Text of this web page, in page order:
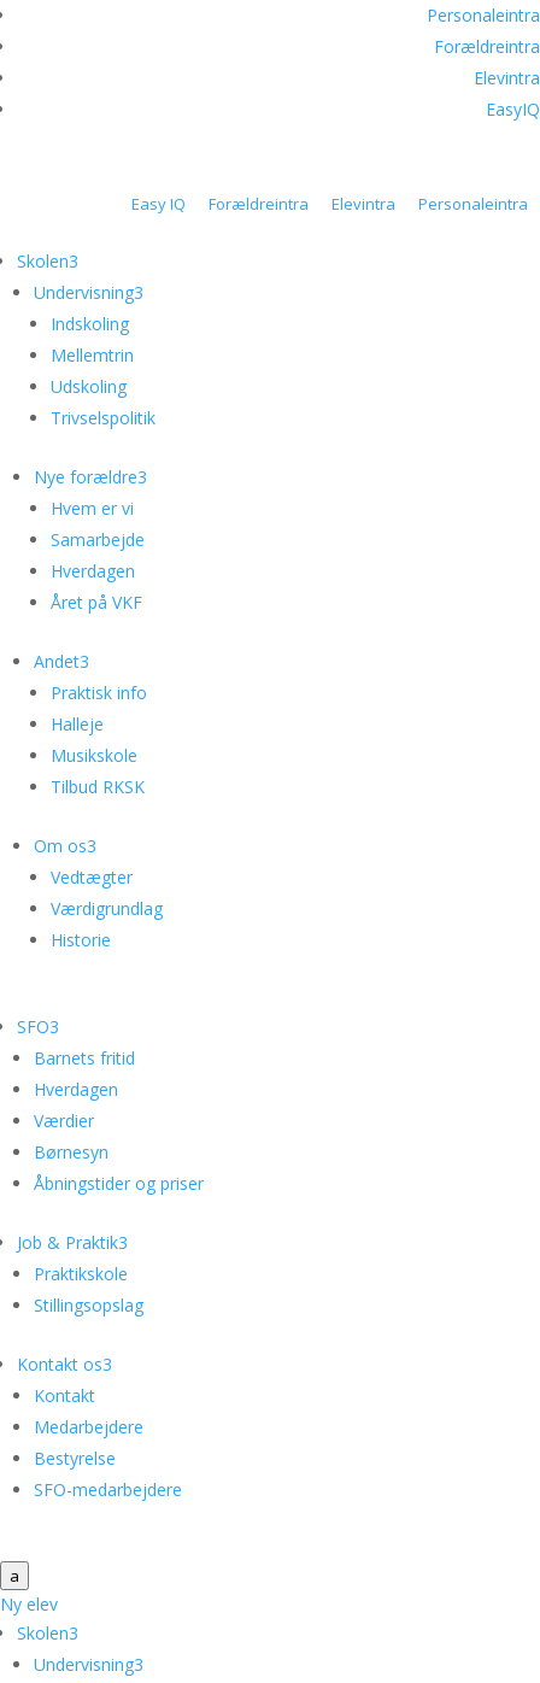
Personaleintra
Forældreintra
Elevintra
EasyIQ
Easy IQ Forældreintra Elevintra Personaleintra
Skolen3
Undervisning3
Indskoling
Mellemtrin
Udskoling
Trivselspolitik
Nye forældre3
Hvem er vi
Samarbejde
Hverdagen
Året på VKF
Andet3
Praktisk info
Halleje
Musikskole
Tilbud RKSK
Om os3
Vedtægter
Værdigrundlag
Historie
SFO3
Barnets fritid
Hverdagen
Værdier
Børnesyn
Åbningstider og priser
Job & Praktik3
Praktikskole
Stillingsopslag
Kontakt os3
Kontakt
Medarbejdere
Bestyrelse
SFO-medarbejdere
a
Ny elev
Skolen3
Undervisning3